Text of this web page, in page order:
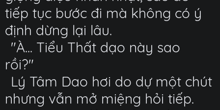
tiếp tục bước đi mà không có ý
định dừng lại lâu.
"À... Tiểu Thất dạo này sao
rồi?"
Lý Tâm Dao hơi do dự một chút
nhưng vẫn mở miệng hỏi tiếp.